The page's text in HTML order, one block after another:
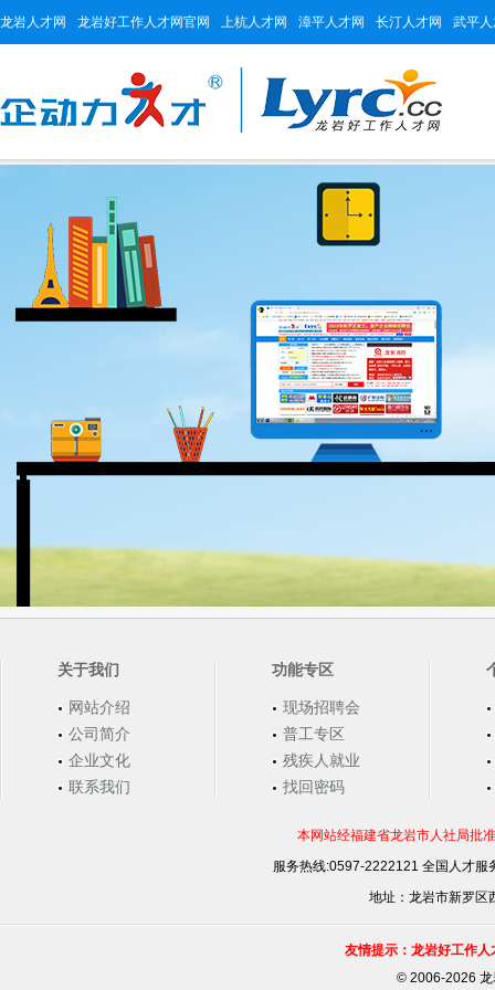
龙岩人才网 龙岩好工作人才网官网 上杭人才网 漳平人才网 长汀人才网 武平
关于我们
网站介绍
公司简介
企业文化
联系我们
功能专区
现场招聘会
普工专区
残疾人就业
找回密码
本网站经福建省龙岩市人社局批
服务热线:0597-2222121 全国人才
地址：龙岩市新罗区
友情提示：龙岩好工作
©2006-2026 龙